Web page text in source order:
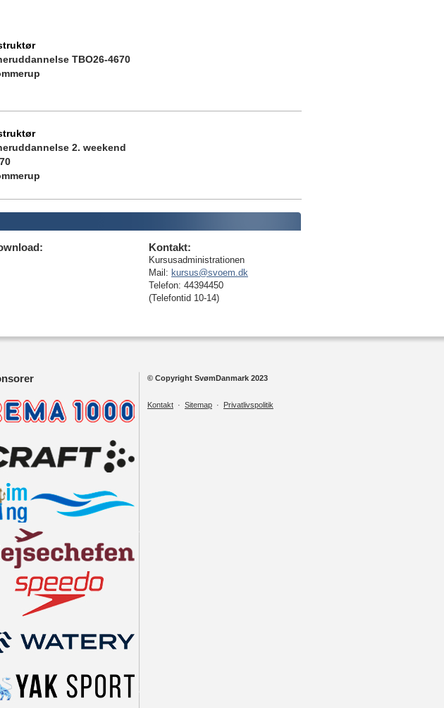
TBO26-4670
2. weekend
Kontakt:
Kursusadministrationen
Mail: kursus@svoem.dk
Telefon: 44394450
(Telefontid 10-14)
© Copyright SvømDanmark 2023
Kontakt · Sitemap · Privatlivspolitik